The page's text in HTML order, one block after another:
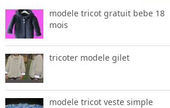
modele tricot gratuit bebe 18
mois
tricoter modele gilet
modele tricot veste simple